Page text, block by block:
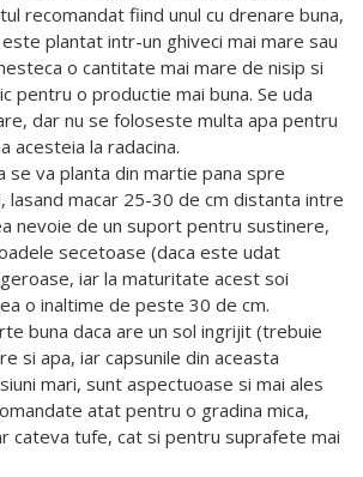
recomandat fiind unul cu drenare buna,
plantat intr-un ghiveci mai mare sau
o cantitate mai mare de nisip si
pentru o productie mai buna. Se uda
dar nu se foloseste multa apa pentru
acesteia la radacina.
se va planta din martie pana spre
lasand macar 25-30 de cm distanta intre
nevoie de un suport pentru sustinere,
secetoase (daca este udat
iar la maturitate acest soi
o inaltime de peste 30 de cm.
buna daca are un sol ingrijit (trebuie
si apa, iar capsunile din aceasta
mari, sunt aspectuoase si mai ales
atat pentru o gradina mica,
cateva tufe, cat si pentru suprafete mai